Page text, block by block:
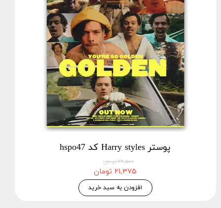
پوستر Harry styles کد hspo47
۲۲,۵۰۰ تومان
۲۱,۳۷۵ تومان
افزودن به سبد خرید